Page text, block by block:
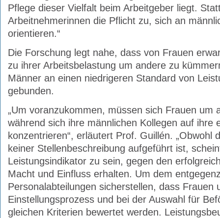
Pflege dieser Vielfalt beim Arbeitgeber liegt.
Arbeitnehmerinnen die Pflicht zu, sich an
orientieren.“
Die Forschung legt nahe, dass von Frauen
zu ihrer Arbeitsbelastung um andere zu
Männer an einen niedrigeren Standard von
gebunden.
„Um voranzukommen, müssen sich Frauen um
während sich ihre männlichen Kollegen auf ihre
konzentrieren“, erläutert Prof. Guillén. „Obwohl
keiner Stellenbeschreibung aufgeführt ist,
Leistungsindikator zu sein, gegen den
Macht und Einfluss erhalten. Um dem
Personalabteilungen sicherstellen, dass Frauen
Einstellungsprozess und bei der Auswahl für
gleichen Kriterien bewertet werden.